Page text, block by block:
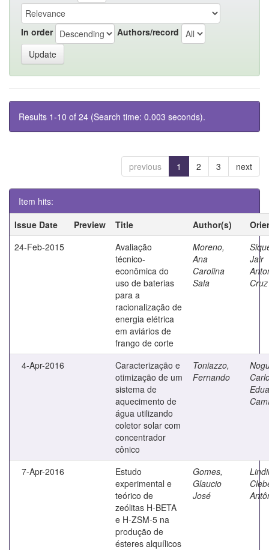
In order Authors/record
Results 1-10 of 24 (Search time: 0.003 seconds).
previous 1 2 3 next
Item hits:
Issue Date
Preview Title Author(s)
24-Feb-2015
Avaliação
técnico-
econômica do
uso de baterias
para a
racionalização de
energia elétrica
em aviários de
frango de corte
Moreno,
Ana
Carolina
Sala
Jair
Cruz
4-Apr-2016
Caracterização e
otimização de um
sistema de
aquecimento de
água utilizando
coletor solar com
concentrador
cônico
Toniazzo,
Fernando
7-Apr-2016
Estudo
experimental e
teórico de
zeólitas H-BETA
e H-ZSM-5 na
produção de
ésteres alquílicos
Gomes,
Glaucio
José